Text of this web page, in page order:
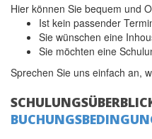
Hier können Sie bequem und
Ist kein passender
Sie wünschen eine
Sie möchten eine
Sprechen Sie uns einfach an,